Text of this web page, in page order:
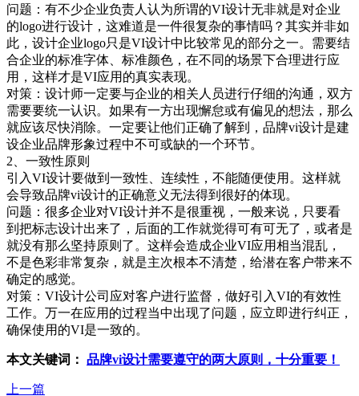
问题：有不少企业负责人认为所谓的VI设计无非就是对企业
的logo进行设计，这难道是一件很复杂的事情吗？其实并非如
此，设计企业logo只是VI设计中比较常见的部分之一。需要结
合企业的标准字体、标准颜色，在不同的场景下合理进行应
用，这样才是VI应用的真实表现。
对策：设计师一定要与企业的相关人员进行仔细的沟通，双方
需要要统一认识。如果有一方出现懈怠或有偏见的想法，那么
就应该尽快消除。一定要让他们正确了解到，品牌vi设计是建
设企业品牌形象过程中不可或缺的一个环节。
2、一致性原则
引入VI设计要做到一致性、连续性，不能随便使用。这样就
会导致品牌vi设计的正确意义无法得到很好的体现。
问题：很多企业对VI设计并不是很重视，一般来说，只要看
到把标志设计出来了，后面的工作就觉得可有可无了，或者是
就没有那么坚持原则了。这样会造成企业VI应用相当混乱，
不是色彩非常复杂，就是主次根本不清楚，给潜在客户带来不
确定的感觉。
对策：VI设计公司应对客户进行监督，做好引入VI的有效性
工作。万一在应用的过程当中出现了问题，应立即进行纠正，
确保使用的VI是一致的。
本文关键词： 品牌vi设计需要遵守的两大原则，十分重要！
上一篇